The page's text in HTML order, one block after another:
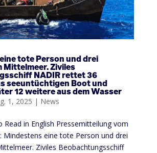
tote Person und drei
Mittelmeer. Ziviles
NADIR rettet 36
seeuntüchtigen Boot und
12 weitere aus dem Wasser
1, 2025 | News
Read in English Pressemitteilung vom
Mindestens eine tote Person und drei
Ziviles Beobachtungsschiff